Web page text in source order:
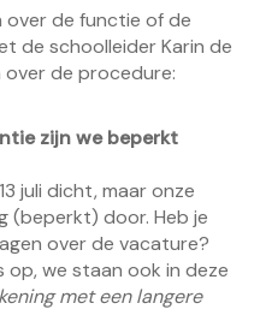
over de functie of de
de schoolleider Karin de
over de procedure:
zijn we beperkt
juli dicht, maar onze
(beperkt) door. Heb je
over de vacature?
we staan ook in deze
met een langere